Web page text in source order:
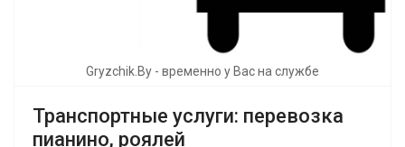
Gryzchik.By - временно у Вас на службе
Транспортные услуги: перевозка
пианино, роялей